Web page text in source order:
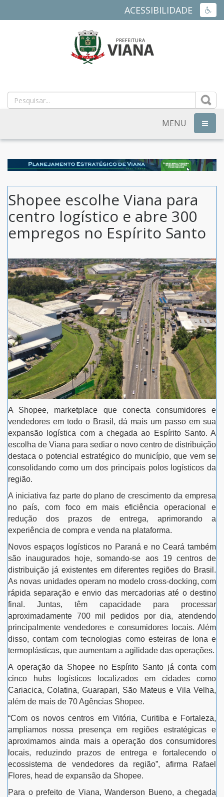
ACESSIBILIDADE
MUNICIPAL
DE
VIANA
ES
MENU
Shopee escolhe Viana para
centro logístico e abre 300
empregos no Espírito Santo
A Shopee, marketplace que conecta consumidores e
vendedores em todo o Brasil, dá mais um passo em sua
expansão logística com a chegada ao Espírito Santo. A
escolha de Viana para sediar o novo centro de distribuição
destaca o potencial estratégico do município, que vem se
consolidando como um dos principais polos logísticos da
região.
A iniciativa faz parte do plano de crescimento da empresa
no país, com foco em mais eficiência operacional e
redução dos prazos de entrega, aprimorando a
experiência de compra e venda na plataforma.
Novos espaços logísticos no Paraná e no Ceará também
são inaugurados hoje, somando-se aos 19 centros de
distribuição já existentes em diferentes regiões do Brasil.
As novas unidades operam no modelo cross-docking, com
rápida separação e envio das mercadorias até o destino
final. Juntas, têm capacidade para processar
aproximadamente 700 mil pedidos por dia, atendendo
principalmente vendedores e consumidores locais. Além
disso, contam com tecnologias como esteiras de lona e
termoplásticas, que aumentam a agilidade das operações.
A operação da Shopee no Espírito Santo já conta com
cinco hubs logísticos localizados em cidades como
Cariacica, Colatina, Guarapari, São Mateus e Vila Velha,
além de mais de 70 Agências Shopee.
“Com os novos centros em Vitória, Curitiba e Fortaleza,
ampliamos nossa presença em regiões estratégicas e
aproximamos ainda mais a operação dos consumidores
locais, reduzindo prazos de entrega e fortalecendo o
ecossistema de vendedores da região”, afirma Rafael
Flores, head de expansão da Shopee.
Para o prefeito de Viana, Wanderson Bueno, a chegada